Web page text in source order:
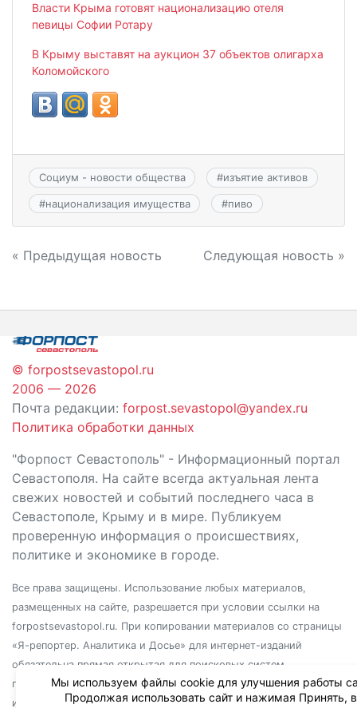
Власти Крыма готовят национализацию отеля
певицы Софии Ротару
В Крыму выставят на аукцион 37 объектов олигарха
Коломойского
Социум - новости общества #изъятие активов
#национализация имущества #пиво
Навигация
записям
« Предыдущая новость Следующая новость »
© forpostsevastopol.ru
2006 — 2026
Почта редакции: forpost.sevastopol@yandex.ru
Политика обработки данных
"Форпост Севастополь" - Информационный портал
Севастополя. На сайте всегда актуальная лента
свежих новостей и событий последнего часа в
Севастополе, Крыму и в мире. Публикуем
проверенную информация о происшествиях,
политике и экономике в городе.
Все права защищены. Использование любых материалов,
размещенных на сайте, разрешается при условии ссылки на
forpostsevastopol.ru. При копировании материалов со страницы
«Я-репортер. Аналитика и Досье» для интернет-изданий
обязательна прямая открытая для поисковых систем
гиперссылка. Независимо от полного или частичного
использования материалов, ссылка должна быть размещена в
Мы используем файлы cookie для улучшения работы
Продолжая использовать сайт и нажимая Принять,